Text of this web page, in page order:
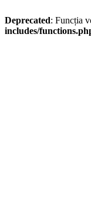
Deprecated: Funcția
includes/